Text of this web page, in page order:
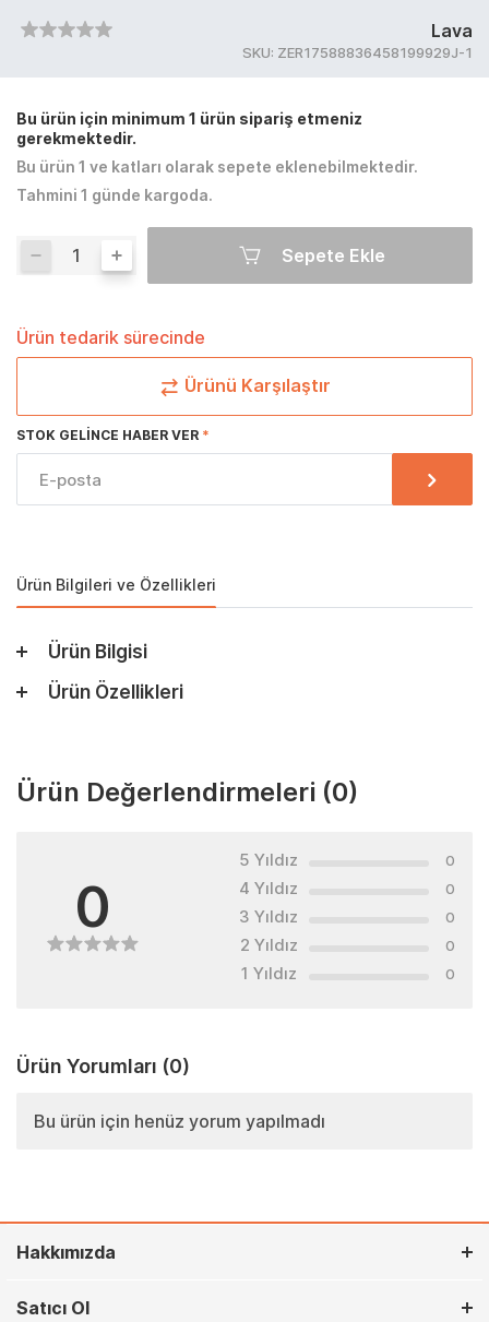
Lava
SKU: ZER17588836458199929J-1
Bu ürün için minimum 1 ürün sipariş etmeniz
gerekmektedir.
Bu ürün 1 ve katları olarak sepete eklenebilmektedir.
Tahmini 1 günde kargoda.
Sepete Ekle
Ürün tedarik sürecinde
Ürünü Karşılaştır
STOK GELINCE HABER VER
Ürün Bilgileri ve Özellikleri
Ürün Bilgisi
Ürün Özellikleri
Ürün Değerlendirmeleri (0)
0
5 Yıldız 0
4 Yıldız 0
3 Yıldız 0
2 Yıldız 0
1 Yıldız 0
Ürün Yorumları (0)
Bu ürün için henüz yorum yapılmadı
Hakkımızda
Satıcı Ol